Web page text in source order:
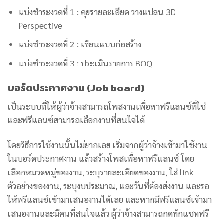
แบ่งชำระงวดที่ 1 : คุยรายละเอียด วางแปลน 3D
Perspective
แบ่งชำระงวดที่ 2 : เขียนแบบก่อสร้าง
แบ่งชำระงวดที่ 3 : ประเมินรายการ BOQ
บอร์ดประกาศงาน (Job board)
เป็นระบบที่ให้ผู้ว่าจ้างสามารถโพสงานเพื่อหาฟรีแลนซ์ที่ใช่
และฟรีแลนซ์สามารถเลือกงานที่สนใจได้
โดยวิธีการใช้งานนั้นไม่ยากเลย เริ่มจากผู้ว่าจ้างเข้ามาใช้งาน
ในบอร์ดประกาศงาน แล้วสร้างโพสเพื่อหาฟรีแลนซ์ โดย
เลือกหมวดหมู่ของงาน, ระบุรายละเอียดของงาน, ใส่ link
ตัวอย่างของงาน, ระบุงบประมาณ, และวันที่ต้องส่งงาน และรอ
ให้ฟรีแลนซ์เข้ามาเสนองานได้เลย และหากมีฟรีแลนซ์เข้ามา
เสนองานและมีคนที่สนใจแล้ว ผู้ว่าจ้างสามารถกดทักแชทฟรี